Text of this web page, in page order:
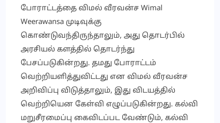
போராட்டத்தை விமல் வீரவன்ச Wimal
Weerawansa முடிவுக்கு
கொண்டுவந்திருந்தாலும், அது தொடர்பில்
அரசியல் களத்தில் தொடர்ந்து
பேசப்படுகின்றது. தமது போராட்டம்
வெற்றியளித்துவிட்டது என விமல் வீரவன்ச
அறிவிப்பு விடுத்தாலும், இது விடயத்தில்
வெற்றியென கேள்வி எழுப்படுகின்றது. கல்வி
மறுசீரமைப்பு கைவிடப்பட வேண்டும், கல்வி